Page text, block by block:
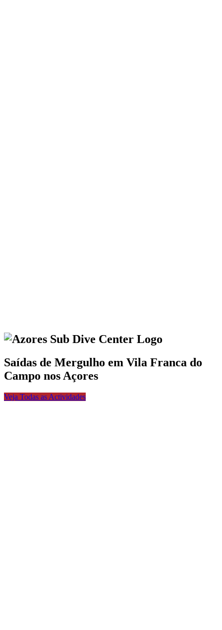
Saídas de Mergulho em Vila Franca do
Campo nos Açores
Veja Todas as Actividades